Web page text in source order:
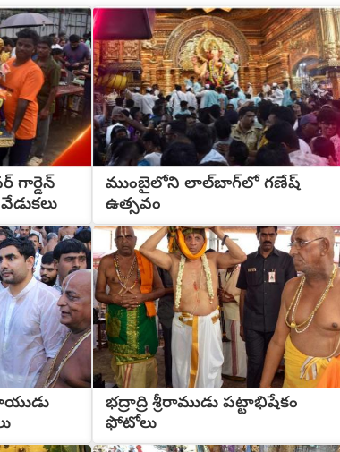
గార్డెన్
ముంబైలోని లాల్‌బాగ్‌లో గణేష్
ఉత్సవం
భద్రాద్రి శ్రీరాముడు పట్టాభిషేకం
ఫోటోలు